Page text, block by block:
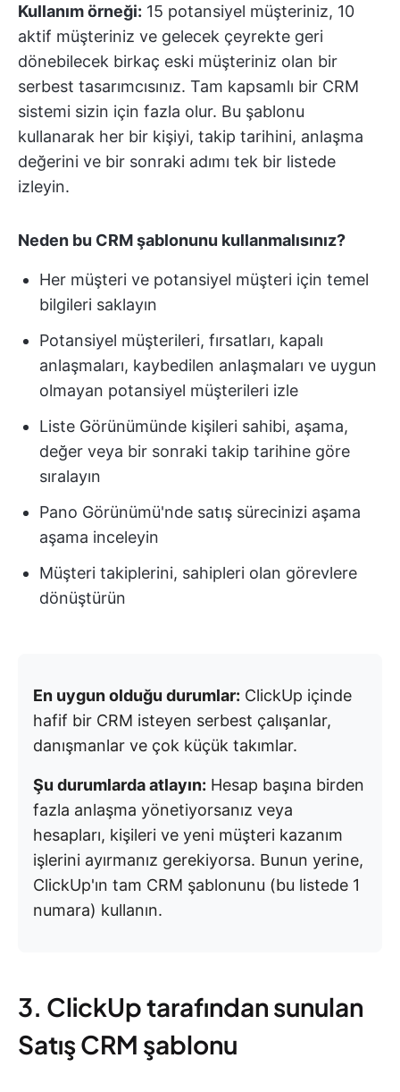
Kullanım örneği: 15 potansiyel müşteriniz, 10
aktif müşteriniz ve gelecek çeyrekte geri
dönebilecek birkaç eski müşteriniz olan bir
serbest tasarımcısınız. Tam kapsamlı bir CRM
sistemi sizin için fazla olur. Bu şablonu
kullanarak her bir kişiyi, takip tarihini, anlaşma
değerini ve bir sonraki adımı tek bir listede
izleyin.
Neden bu CRM şablonunu kullanmalısınız?
Her müşteri ve potansiyel müşteri için temel
bilgileri saklayın
Potansiyel müşterileri, fırsatları, kapalı
anlaşmaları, kaybedilen anlaşmaları ve uygun
olmayan potansiyel müşterileri izle
Liste Görünümünde kişileri sahibi, aşama,
değer veya bir sonraki takip tarihine göre
sıralayın
Pano Görünümü'nde satış sürecinizi aşama
aşama inceleyin
Müşteri takiplerini, sahipleri olan görevlere
dönüştürün
En uygun olduğu durumlar: ClickUp içinde
hafif bir CRM isteyen serbest çalışanlar,
danışmanlar ve çok küçük takımlar.
Şu durumlarda atlayın: Hesap başına birden
fazla anlaşma yönetiyorsanız veya
hesapları, kişileri ve yeni müşteri kazanım
işlerini ayırmanız gerekiyorsa. Bunun yerine,
ClickUp'ın tam CRM şablonunu (bu listede 1
numara) kullanın.
3. ClickUp tarafından sunulan
Satış CRM şablonu